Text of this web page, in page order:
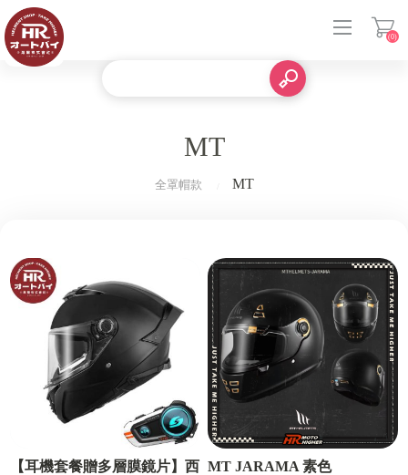
(0)
MT
全罩帽款 MT
【耳機套餐贈多層膜鏡片】西 MT JARAMA 素色